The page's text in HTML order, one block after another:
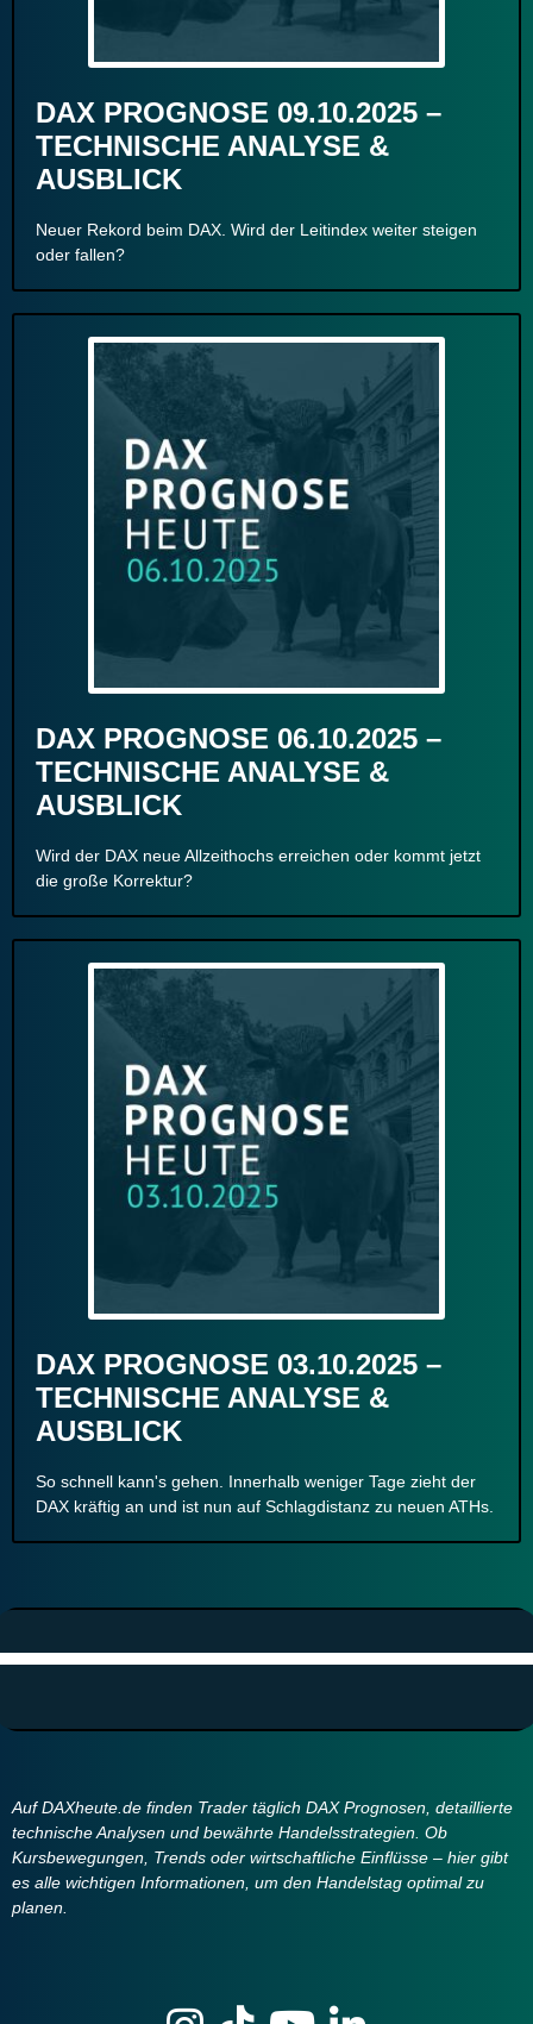
DAX PROGNOSE 09.10.2025 –
TECHNISCHE ANALYSE &
AUSBLICK
Neuer Rekord beim DAX. Wird der Leitindex weiter steigen
oder fallen?
DAX PROGNOSE 06.10.2025 –
TECHNISCHE ANALYSE &
AUSBLICK
Wird der DAX neue Allzeithochs erreichen oder kommt jetzt
die große Korrektur?
DAX PROGNOSE 03.10.2025 –
TECHNISCHE ANALYSE &
AUSBLICK
So schnell kann's gehen. Innerhalb weniger Tage zieht der
DAX kräftig an und ist nun auf Schlagdistanz zu neuen ATHs.
Auf DAXheute.de finden Trader täglich DAX Prognosen, detaillierte
technische Analysen und bewährte Handelsstrategien. Ob
Kursbewegungen, Trends oder wirtschaftliche Einflüsse – hier gibt
es alle wichtigen Informationen, um den Handelstag optimal zu
planen.